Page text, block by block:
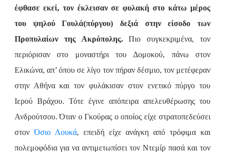
έφθασε εκεί, τον έκλεισαν σε φυλακή στο κάτω μέρος
του ψηλού Γουλά(πύργου) δεξιά στην είσοδο των
Προπυλαίων της Ακρόπολης.
Πιο συγκεκριμένα, τον
περιόρισαν στο μοναστήρι του Δομοκού, πάνω στον
Ελικώνα, απ’ όπου σε λίγο τον πήραν δέσμιο, τον μετέφεραν
στην Αθήνα και τον φυλάκισαν στον ενετικό πύργο του
Ιερού Βράχου. Τότε έγινε απόπειρα απελευθέρωσης του
Ανδρούτσου. Όταν ο Γκούρας ο οποίος είχε στρατοπεδεύσει
στον Όσιο Λουκά, επειδή είχε ανάγκη από τρόφιμα και
πολεμοφόδια για να αντιμετωπίσει τον Ντεμίρ πασά και τον